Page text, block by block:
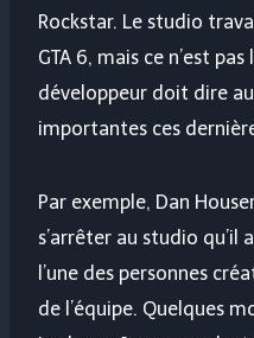
Rockstar. Le studio
GTA 6, mais ce n’est
développeur doit dire
importantes ces
Par exemple, Dan
s’arrêter au studio
l’une des personnes
de l’équipe. Quelques